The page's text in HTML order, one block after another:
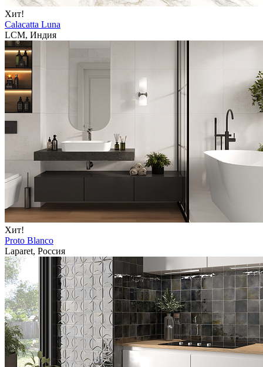
Хит!
Calacatta Luna
LCM, Индия
Хит!
Proto Blanco
Laparet, Россия